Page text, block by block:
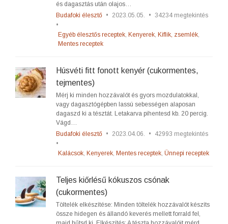
és dagasztás után olajos…
Budafoki élesztő • 2023.05.05. • 34234 megtekintés
•
Egyéb élesztős receptek, Kenyerek, Kiflik, zsemlék,
Mentes receptek
Húsvéti fitt fonott kenyér (cukormentes,
tejmentes)
Mérj ki minden hozzávalót és gyors mozdulatokkal,
vagy dagasztógépben lassú sebességen alaposan
dagaszd ki a tésztát. Letakarva pihentesd kb. 20 percig.
Vágd…
Budafoki élesztő • 2023.04.06. •
42993 megtekintés
•
Kalácsok, Kenyerek, Mentes receptek, Ünnepi receptek
Teljes kiőrlésű kókuszos csónak
(cukormentes)
Töltelék elkészítése: Minden töltelék hozzávalót készíts
össze hidegen és állandó keverés mellett forrald fel,